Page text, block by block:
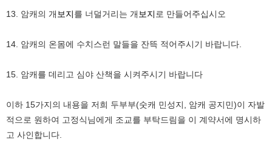
13. 암캐의 개 보지를 너덜거리는 개 보지 로 만들어주십시오
14. 암캐의 온몸에 수치스런 말들을 잔뜩 적어주시기 바랍니다.
15. 암캐를 데리고 심야 산책을 시켜주시기 바랍니다
이하 15가지의 내용을 저희 두부부(숫캐 민성지, 암캐 공지민)이 자발
적으로 원하여 고정식님에게 조교를 부탁드림을 이 계약서에 명시하
고 사인합니다.